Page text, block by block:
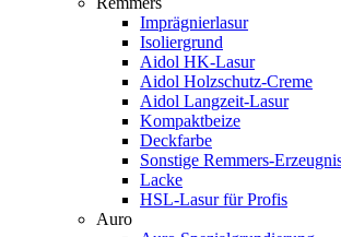
Imprägnierlasur
Isoliergrund
Aidol HK-Lasur
Aidol Holzschutz-Creme
Aidol Langzeit-Lasur
Kompaktbeize
Deckfarbe
Sonstige Remmers-
Lacke
HSL-Lasur für Profis
Auro